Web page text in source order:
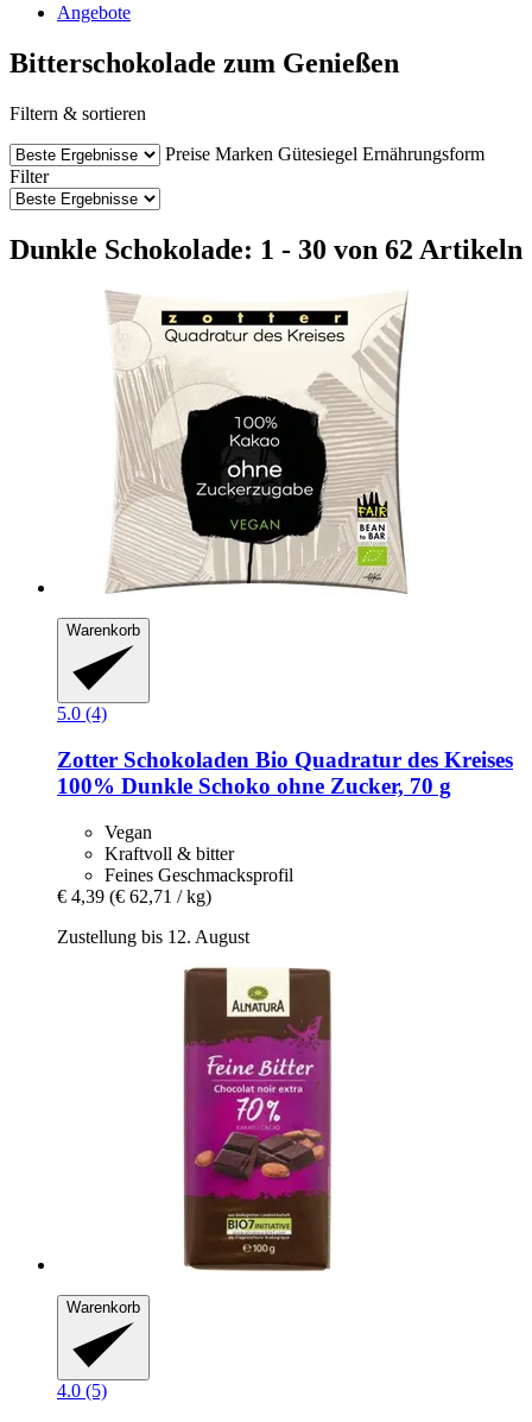
Angebote
Bitterschokolade zum Genießen
Filtern & sortieren
Preise Marken Gütesiegel Ernährungsform
Filter
Dunkle Schokolade: 1 - 30 von 62 Artikeln
Warenkorb
5.0 (4)
Zotter Schokoladen Bio Quadratur des Kreises
100% Dunkle Schoko ohne Zucker, 70 g
Vegan
Kraftvoll & bitter
Feines Geschmacksprofil
€ 4,39 (€ 62,71 / kg)
Zustellung bis 12. August
Warenkorb
4.0 (5)